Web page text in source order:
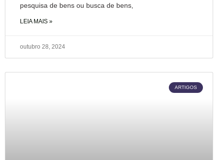
pesquisa de bens ou busca de bens,
LEIA MAIS »
outubro 28, 2024
ARTIGOS